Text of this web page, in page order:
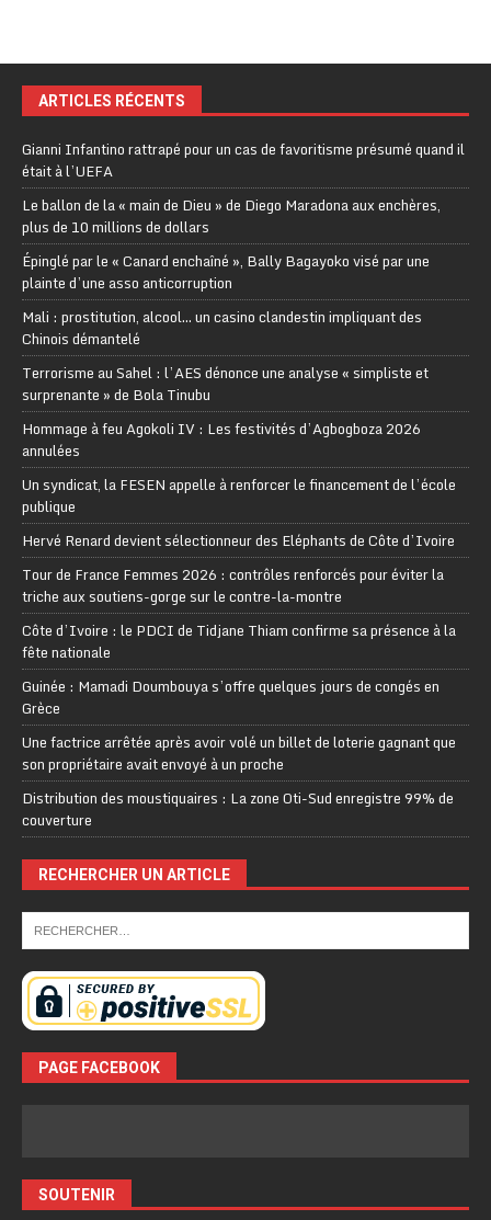
ARTICLES RÉCENTS
Gianni Infantino rattrapé pour un cas de favoritisme présumé quand il
était à l’UEFA
Le ballon de la « main de Dieu » de Diego Maradona aux enchères,
plus de 10 millions de dollars
Épinglé par le « Canard enchaîné », Bally Bagayoko visé par une
plainte d’une asso anticorruption
Mali : prostitution, alcool… un casino clandestin impliquant des
Chinois démantelé
Terrorisme au Sahel : l’AES dénonce une analyse « simpliste et
surprenante » de Bola Tinubu
Hommage à feu Agokoli IV : Les festivités d’Agbogboza 2026
annulées
Un syndicat, la FESEN appelle à renforcer le financement de l’école
publique
Hervé Renard devient sélectionneur des Eléphants de Côte d’Ivoire
Tour de France Femmes 2026 : contrôles renforcés pour éviter la
triche aux soutiens-gorge sur le contre-la-montre
Côte d’Ivoire : le PDCI de Tidjane Thiam confirme sa présence à la
fête nationale
Guinée : Mamadi Doumbouya s’offre quelques jours de congés en
Grèce
Une factrice arrêtée après avoir volé un billet de loterie gagnant que
son propriétaire avait envoyé à un proche
Distribution des moustiquaires : La zone Oti-Sud enregistre 99% de
couverture
RECHERCHER UN ARTICLE
PAGE FACEBOOK
SOUTENIR